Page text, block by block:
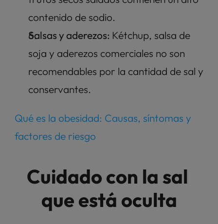
contenido de sodio.
Salsas y aderezos: Kétchup, salsa de
soja y aderezos comerciales no son
recomendables por la cantidad de sal y
conservantes.
Qué es la obesidad: Causas, síntomas y
factores de riesgo
Cuidado con la sal
que está oculta